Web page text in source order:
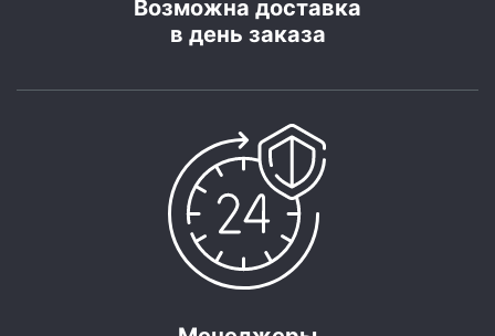
Возможна доставка
в день заказа